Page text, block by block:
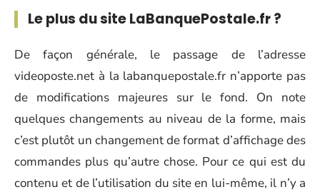
Le plus du site LaBanquePostale.fr ?
De façon générale, le passage de l’adresse
videoposte.net à la labanquepostale.fr n’apporte pas
de modifications majeures sur le fond. On note
quelques changements au niveau de la forme, mais
c’est plutôt un changement de format d’affichage des
commandes plus qu’autre chose. Pour ce qui est du
contenu et de l’utilisation du site en lui-même, il n’y a